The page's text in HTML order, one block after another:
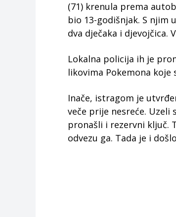
(71) krenula prema
bio 13-godišnjak. S njim
dva dječaka i
Lokalna policija ih je
likovima Pokemona koje
Inače, istragom je
veče prije nesreće.
pronašli i rezervni ključ.
odvezu ga. Tada je i